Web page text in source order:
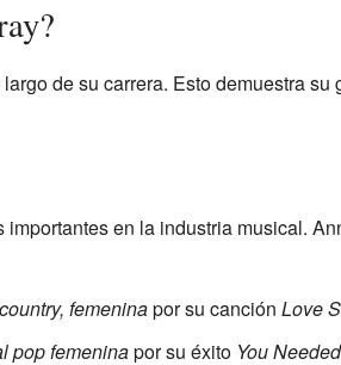
de su carrera. Esto demuestra su
en la industria musical.
femeninapor su canción Love
pop femeninapor su éxito You